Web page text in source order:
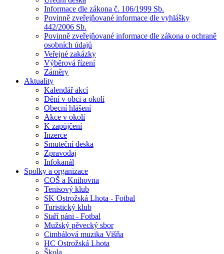
Informace dle zákona č. 106/1999 Sb.
Povinně zveřejňované informace dle vyhlášky
442/2006 Sb.
Povinně zveřejňované informace dle zákona o ochraně
osobních údajů
Veřejné zakázky
Výběrová řízení
Záměry
Aktuality
Kalendář akcí
Dění v obci a okolí
Obecní hlášení
Akce v okolí
K zapůjčení
Inzerce
Smuteční deska
Zpravodaj
Infokanál
Spolky a organizace
COŠ a Knihovna
Tenisový klub
SK Ostrožská Lhota - Fotbal
Turistický klub
Staří páni - Fotbal
Mužský pěvecký sbor
Cimbálová muzika Višňa
HC Ostrožská Lhota
Škola